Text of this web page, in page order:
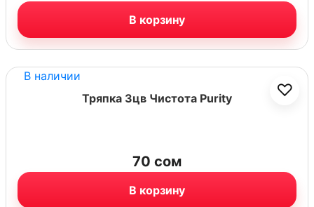
В корзину
В наличии
♡
Тряпка 3цв Чистота Purity
70 сом
В корзину